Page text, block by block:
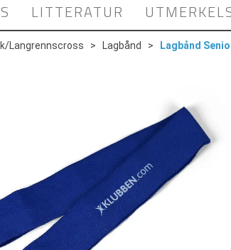
LITTERATUR
Langrennscross > Lagbånd > Lagbånd